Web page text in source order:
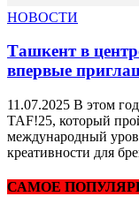
НОВОСТИ
Ташкент в
впервые
11.07.2025 В этом
TAF!25, который
международный
креативности для
САМОЕ